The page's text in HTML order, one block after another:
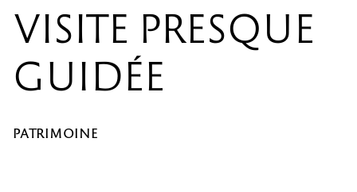
VISITE PRESQUE
GUIDÉE
PATRIMOINE